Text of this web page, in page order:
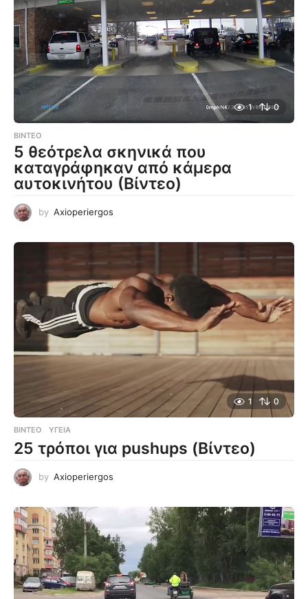
1 0
ΒΊΝΤΕΟ
5 θεότρελα σκηνικά που
καταγράφηκαν από κάμερα
αυτοκινήτου (Βίντεο)
by Axioperiergos
1 0
ΒΊΝΤΕΟ ΥΓΕΊΑ
25 τρόποι για pushups (Βίντεο)
by Axioperiergos